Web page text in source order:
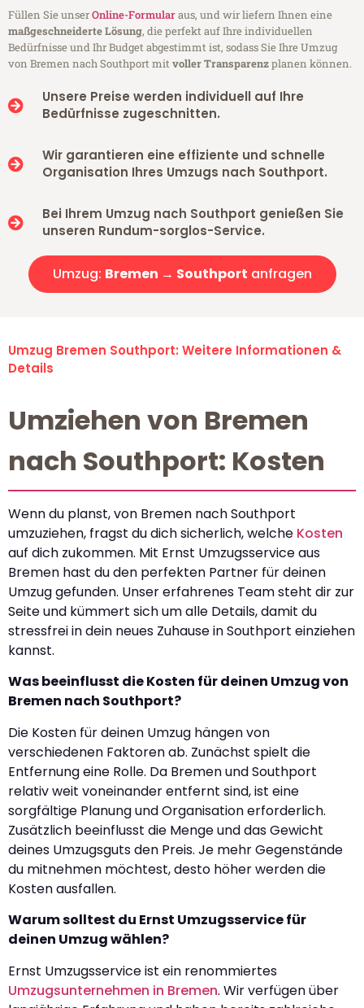
Füllen Sie unserOnline-Formularaus, und wir liefern Ihnen eine
maßgeschneiderte Lösung, die perfekt auf Ihre individuellen
Bedürfnisse und Ihr Budget abgestimmt ist, sodass Sie Ihre Umzug
von Bremen nach Southport mitvoller Transparenzplanen können.
Unsere Preise werden individuell auf Ihre
Bedürfnisse zugeschnitten.
Wir garantieren eine effiziente und schnelle
Organisation Ihres Umzugs nach Southport.
Bei Ihrem Umzug nach Southport genießen Sie
unseren Rundum-sorglos-Service.
Umzug: Bremen → Southport anfragen
Umzug Bremen Southport: Weitere Informationen &
Details
Umziehen von Bremen
nach Southport: Kosten
Wenn du planst, von Bremen nach Southport
umzuziehen, fragst du dich sicherlich, welche Kosten
auf dich zukommen. Mit Ernst Umzugsservice aus
Bremen hast du den perfekten Partner für deinen
Umzug gefunden. Unser erfahrenes Team steht dir zur
Seite und kümmert sich um alle Details, damit du
stressfrei in dein neues Zuhause in Southport einziehen
kannst.
Was beeinflusst die Kosten für deinen Umzug von
Bremen nach Southport?
Die Kosten für deinen Umzug hängen von
verschiedenen Faktoren ab. Zunächst spielt die
Entfernung eine Rolle. Da Bremen und Southport
relativ weit voneinander entfernt sind, ist eine
sorgfältige Planung und Organisation erforderlich.
Zusätzlich beeinflusst die Menge und das Gewicht
deines Umzugsguts den Preis. Je mehr Gegenstände
du mitnehmen möchtest, desto höher werden die
Kosten ausfallen.
Warum solltest du Ernst Umzugsservice für
deinen Umzug wählen?
Ernst Umzugsservice ist ein renommiertes
Umzugsunternehmen in Bremen. Wir verfügen über